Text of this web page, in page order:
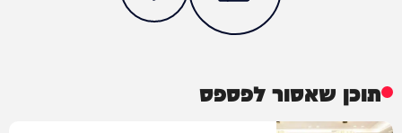
תוכן שאסור לפספס